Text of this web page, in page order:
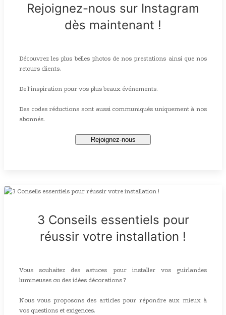
Rejoignez-nous sur Instagram
dès maintenant !
Découvrez les plus belles photos de nos prestations ainsi que nos
retours clients.
De l'inspiration pour vos plus beaux événements.
Des codes réductions sont aussi communiqués uniquement à nos
abonnés.
Rejoignez-nous
3 Conseils essentiels pour
réussir votre installation !
Vous souhaitez des astuces pour installer vos guirlandes
lumineuses ou des idées décorations ?
Nous vous proposons des articles pour répondre aux mieux à
vos questions et exigences.